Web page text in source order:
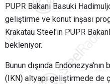
PUPR Bakanı Basuki
geliştirme ve konut inşası
Krakatau Steel'in PUPR
bekleniyor.
Bunun dışında
(IKN) altyapı geliştirmede de